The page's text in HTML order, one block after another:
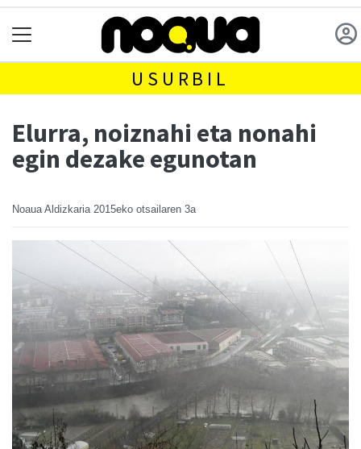
USURBIL
Elurra, noiznahi eta nonahi
egin dezake egunotan
Noaua Aldizkaria 2015eko otsailaren 3a